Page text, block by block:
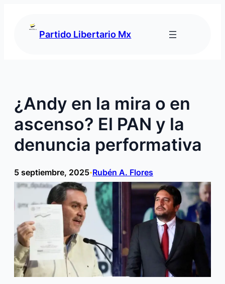
Partido Libertario Mx
¿Andy en la mira o en
ascenso? El PAN y la
denuncia performativa
5 septiembre, 2025•Rubén A. Flores